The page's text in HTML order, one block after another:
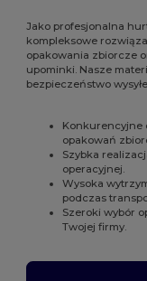
Jako profesjonalna
kompleksowe
opakowania zbiorcze
upominki. Nasze
bezpieczeństwo
Konkurencyjne
opakowań
Szybka
operacyjnej.
Wysoka
podczas
Szeroki wybór
Twojej firmy.